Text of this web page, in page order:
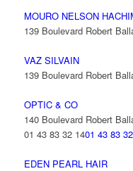
MOURO NELSON
139 Boulevard Robert
VAZ SILVAIN
139 Boulevard Robert
OPTIC & CO
140 Boulevard Robert
01 43 83 32 1401 43 83
EDEN PEARL HAIR